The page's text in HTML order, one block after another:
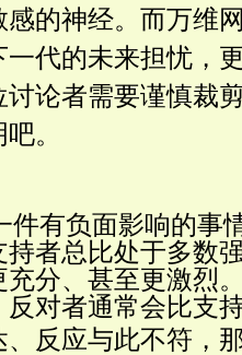
的神经。而万维
一代的未来担忧，
论者需要谨慎裁
。
件有负面影响的事
者总比处于多数
分、甚至更激烈
对者通常会比支
反应与此不符，